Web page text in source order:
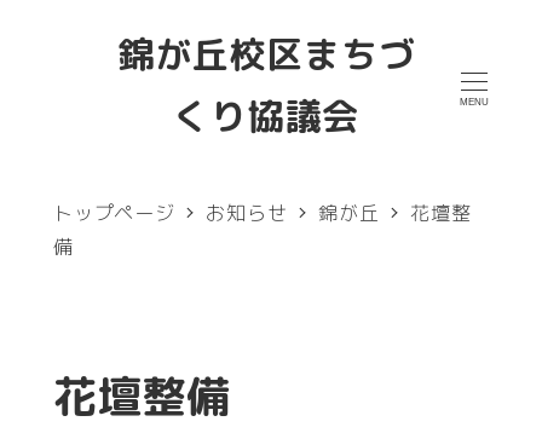
錦が丘校区まちづ
くり協議会
MENU
トップページ お知らせ 錦が丘
花壇整
備
花壇整備